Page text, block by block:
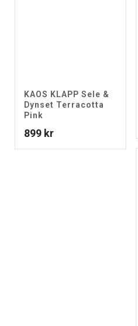
KAOS KLAPP Sele &
Dynset Terracotta
Pink
899 kr